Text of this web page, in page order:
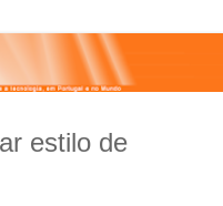
estilo de